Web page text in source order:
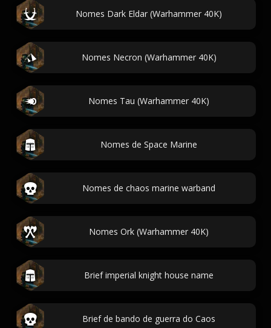
Nomes Dark Eldar (Warhammer 40K)
Nomes Necron (Warhammer 40K)
Nomes Tau (Warhammer 40K)
Nomes de Space Marine
Nomes de chaos marine warband
Nomes Ork (Warhammer 40K)
Brief imperial knight house name
Brief de bando de guerra do Caos